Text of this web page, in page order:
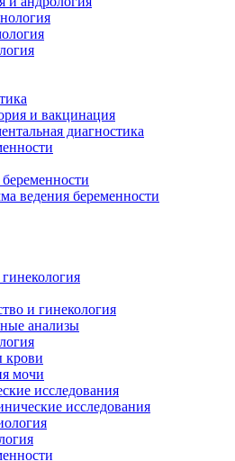
и вакцинация
диагностика
ведения беременности
и гинекология
анализы
крови
мочи
исследования
исследования